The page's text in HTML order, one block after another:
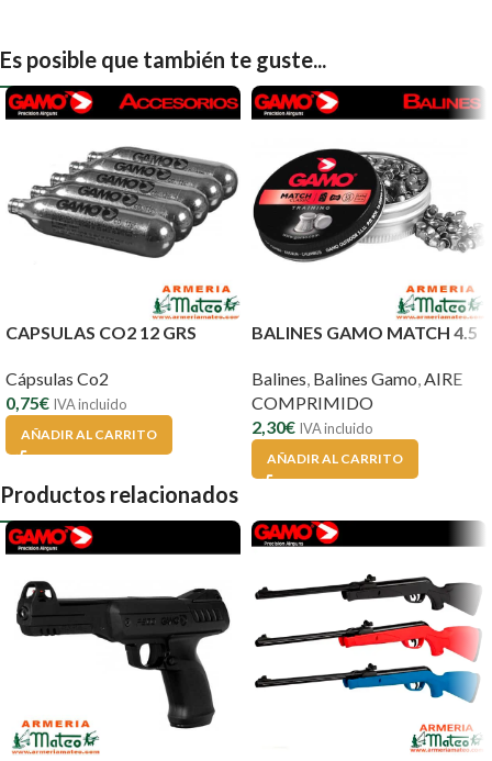
Es posible que también te guste...
CAPSULAS CO2 12 GRS
Cápsulas Co2
0,75€ IVA incluido
AÑADIR AL CARRITO
BALINES GAMO MATCH 4.5
Balines Balines Gamo AIRE
COMPRIMIDO
2,30€ IVA incluido
AÑADIR AL CARRITO
Productos relacionados